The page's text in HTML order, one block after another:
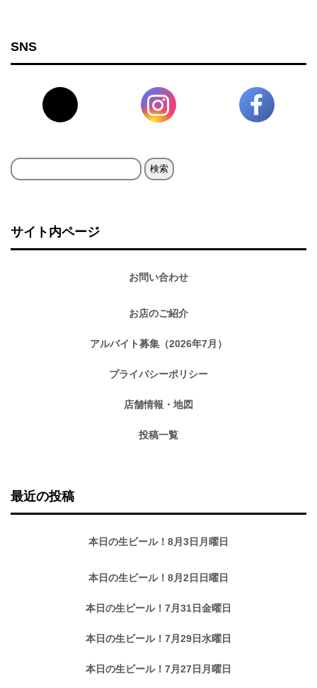
SNS
検
サイト内ページ
お問い合わせ
お店のご紹介
アルバイト募集（2026年7月）
プライバシーポリシー
店舗情報・地図
投稿一覧
最近の投稿
本日の生ビール！8月3日月曜日
本日の生ビール！8月2日日曜日
本日の生ビール！7月31日金曜日
本日の生ビール！7月29日水曜日
本日の生ビール！7月27日月曜日